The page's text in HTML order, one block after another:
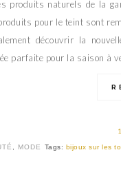
produits naturels de la
pour le teint sont
découvrir la
parfaite pour la saison à
MODE Tags: bijoux sur les